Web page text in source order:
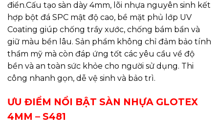
điển.Cấu tạo sàn dày 4mm, lõi nhựa nguyên sinh kết
hợp bột đá SPC mật độ cao, bề mặt phủ lớp UV
Coating giúp chống trầy xước, chống bám bẩn và
giữ màu bền lâu. Sản phẩm không chỉ đảm bảo tính
thẩm mỹ mà còn đáp ứng tốt các yêu cầu về độ
bền và an toàn sức khỏe cho người sử dụng. Thi
công nhanh gọn, dễ vệ sinh và bảo trì.
ƯU ĐIỂM NỔI BẬT SÀN NHỰA GLOTEX
4MM – S481